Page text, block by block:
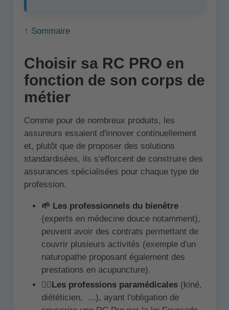
↑ Sommaire
Choisir sa RC PRO en
fonction de son corps de
métier
Comme pour de nombreux produits, les
assureurs essaient d'innover continuellement
et, plutôt que de proposer des solutions
standardisées, ils s'efforcent de construire des
assurances spécialisées pour chaque type de
profession.
🌱 Les professionnels du bienêtre
(experts en médecine douce notamment),
peuvent avoir des contrats permettant de
couvrir plusieurs activités (exemple d'un
naturopathe proposant également des
prestations en acupuncture).
👩‍⚕️ Les professions paramédicales(kiné,
diététicien, ...), ayant l'obligation de